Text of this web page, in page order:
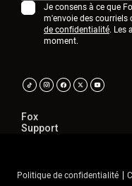
Je consens à ce que
m'envoie des
de confidentialité. Les
moment.
Fox
Support
Politique de confidentialité